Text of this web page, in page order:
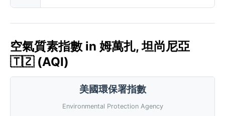
空氣質素指數 in 姆萬扎, 坦尚尼亞
🇹🇿 (AQI)
美國環保署指數
Environmental Protection Agency